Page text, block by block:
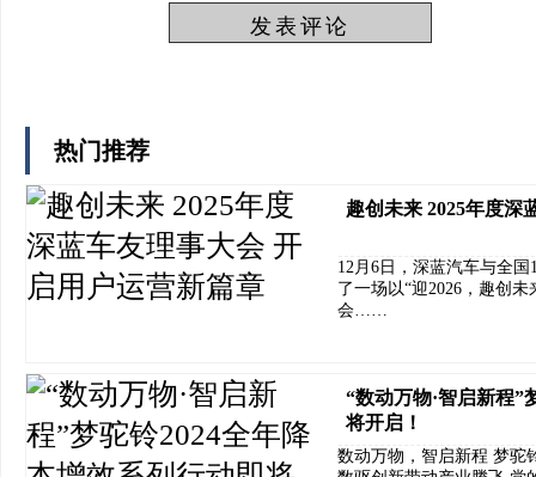
热门推荐
趣创未来 2025年度深
12月6日，深蓝汽车与全
了一场以“迎2026，趣创
会……
“数动万物·智启新程”
将开启！
数动万物，智启新程 梦驼